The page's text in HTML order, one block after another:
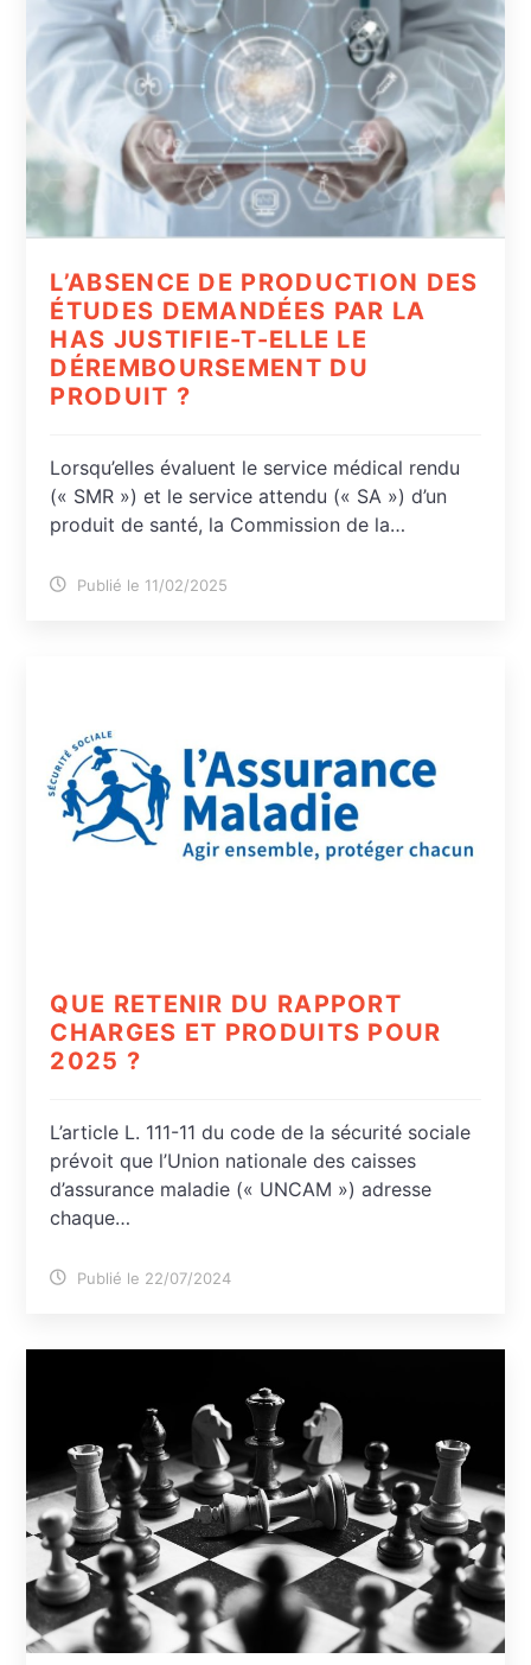
L’ABSENCE DE PRODUCTION DES
ÉTUDES DEMANDÉES PAR LA
HAS JUSTIFIE-T-ELLE LE
DÉREMBOURSEMENT DU
PRODUIT ?
Lorsqu’elles évaluent le service médical rendu
(« SMR ») et le service attendu (« SA ») d’un
produit de santé, la Commission de la…
Publié le 11/02/2025
QUE RETENIR DU RAPPORT
CHARGES ET PRODUITS POUR
2025 ?
L’article L. 111-11 du code de la sécurité sociale
prévoit que l’Union nationale des caisses
d’assurance maladie (« UNCAM ») adresse
chaque…
Publié le 22/07/2024